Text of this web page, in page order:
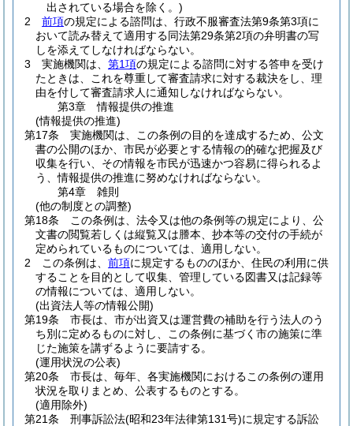
出されている場合を除く。)
2
前項の規定による諮問は、行政不服審査法第9条第3項に
おいて読み替えて適用する同法第29条第2項の弁明書の写
しを添えてしなければならない。
3
実施機関は、 第1項の規定による諮問に対する答申を受け
たときは、これを尊重して審査請求に対する裁決をし、理
由を付して審査請求人に通知しなければならない。
第3章
情報提供の推進
(情報提供の推進)
第17条
実施機関は、この条例の目的を達成するため、公文
書の公開のほか、市民が必要とする情報の的確な把握及び
収集を行い、その情報を市民が迅速かつ容易に得られるよ
う、情報提供の推進に努めなければならない。
第4章
雑則
(他の制度との調整)
第18条
この条例は、法令又は他の条例等の規定により、公
文書の閲覧若しくは縦覧又は謄本、抄本等の交付の手続が
定められているものについては、適用しない。
2
この条例は、 前項に規定するもののほか、住民の利用に供
することを目的として収集、管理している図書又は記録等
の情報については、適用しない。
(出資法人等の情報公開)
第19条
市長は、市が出資又は運営費の補助を行う法人のう
ち別に定めるものに対し、この条例に基づく市の施策に準
じた施策を講ずるように要請する。
(運用状況の公表)
第20条
市長は、毎年、各実施機関におけるこの条例の運用
状況を取りまとめ、公表するものとする。
(適用除外)
第21条
刑事訴訟法(昭和23年法律第131号)に規定する訴訟